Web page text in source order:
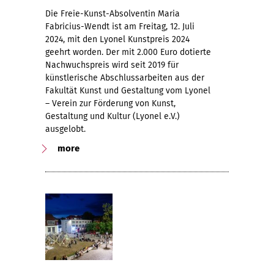
Die Freie-Kunst-Absolventin Maria
Fabricius-Wendt ist am Freitag, 12. Juli
2024, mit den Lyonel Kunstpreis 2024
geehrt worden. Der mit 2.000 Euro dotierte
Nachwuchspreis wird seit 2019 für
künstlerische Abschlussarbeiten aus der
Fakultät Kunst und Gestaltung vom Lyonel
– Verein zur Förderung von Kunst,
Gestaltung und Kultur (Lyonel e.V.)
ausgelobt.
more